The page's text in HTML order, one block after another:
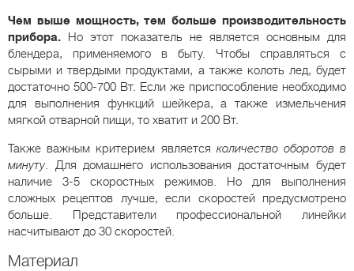
Чем выше мощность, тем больше производительность
прибора. Но этот показатель не является основным для
блендера, применяемого в быту. Чтобы справляться с
сырыми и твердыми продуктами, а также колоть лед, будет
достаточно 500-700 Вт. Если же приспособление необходимо
для выполнения функций шейкера, а также измельчения
мягкой отварной пищи, то хватит и 200 Вт.
Также важным критерием является количество оборотов в
минуту. Для домашнего использования достаточным будет
наличие 3-5 скоростных режимов. Но для выполнения
сложных рецептов лучше, если скоростей предусмотрено
больше. Представители профессиональной линейки
насчитывают до 30 скоростей.
Материал